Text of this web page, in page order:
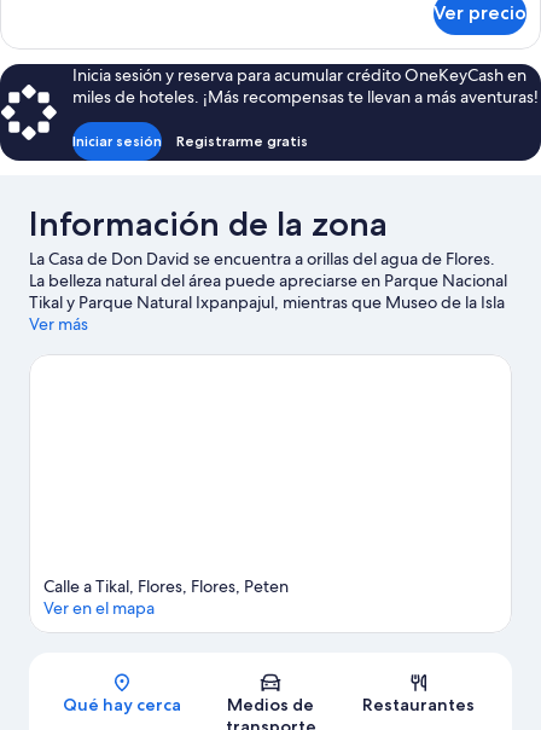
para
no
fumadores
2
camas
matrimoniales,
para
no
fumadores
Ver precio
Inicia sesión y reserva para acumular crédito OneKeyCash en
miles de hoteles. ¡Más recompensas te llevan a más aventuras!
Iniciar sesión Registrarme gratis
Información de la zona
La Casa de Don David se encuentra a orillas del agua de Flores.
La belleza natural del área puede apreciarse en Parque Nacional
Tikal y Parque Natural Ixpanpajul, mientras que Museo de la Isla
de Santa Barbara y Museo Sylvanus G. Morley son lugares
gran oportunidad de disfrutar del agua y, si buscas un poco de
Ver más
Sección del mapa
Calle a Tikal, Flores, Flores, Peten
Ver en el mapa
Qué hay cerca
Medios de
Restaurantes